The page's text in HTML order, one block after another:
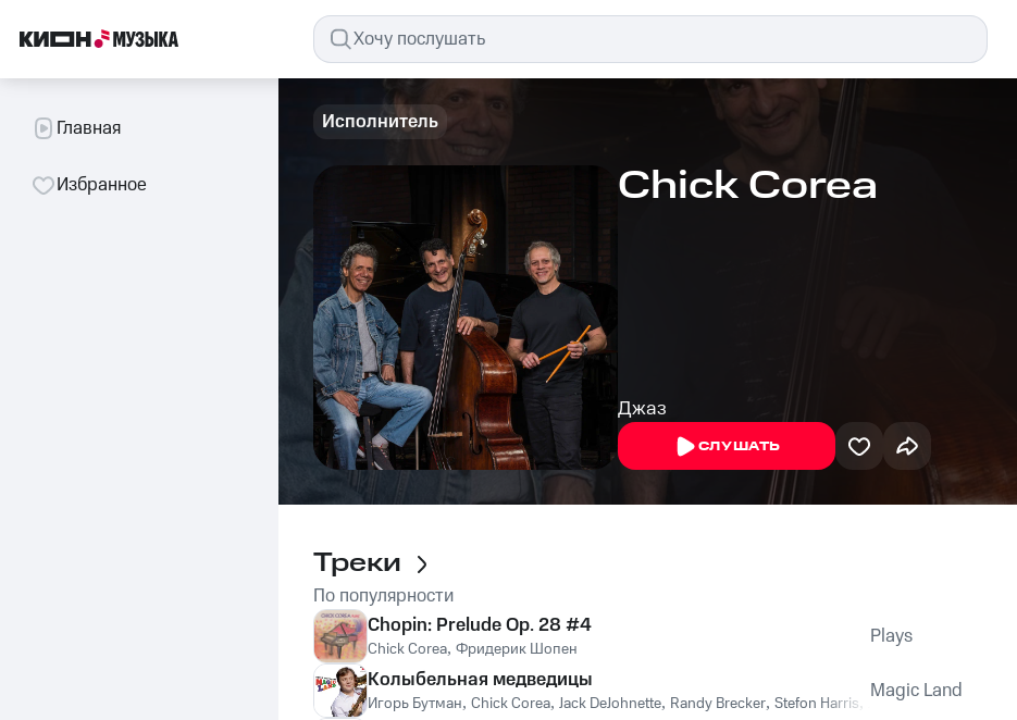
Главная
Избранное
Исполнитель
Chick Corea
Джаз
СЛУШАТЬ
Треки
По популярности
Chopin: Prelude Op. 28 #4
Chick Corea, Фридерик Шопен Plays
Колыбельная медведицы
Игорь Бутман, Chick Corea, Jack DeJohnette, Randy Brecker, Stefon Harris, John Patitucci
Magic Land